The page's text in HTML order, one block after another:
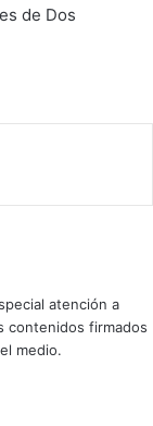
de Dos
atención a
contenidos firmados
medio.